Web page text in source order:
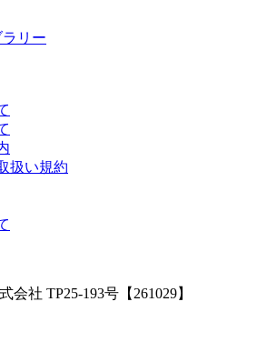
扱い規約
社 TP25-193号【261029】